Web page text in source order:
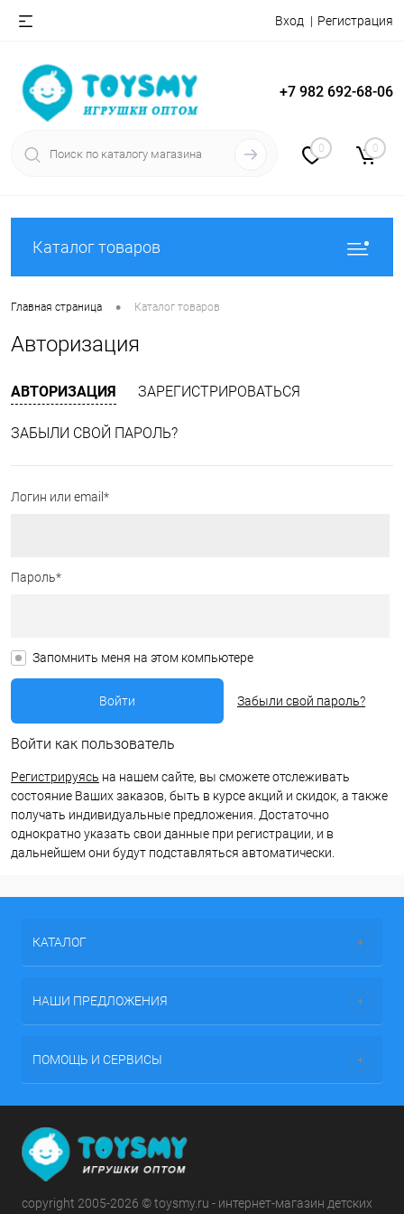
Вход Регистрация
+7 982 692-68-06
0 0
Каталог товаров
Главная страница • Каталог товаров
Авторизация
АВТОРИЗАЦИЯ ЗАРЕГИСТРИРОВАТЬСЯ
ЗАБЫЛИ СВОЙ ПАРОЛЬ?
Логин или email*
Пароль*
Запомнить меня на этом компьютере
Забыли свой пароль?
Войти как пользователь
Регистрируясь на нашем сайте, вы сможете отслеживать
состояние Ваших заказов, быть в курсе акций и скидок, а также
получать индивидуальные предложения. Достаточно
однократно указать свои данные при регистрации, и в
дальнейшем они будут подставляться автоматически.
КАТАЛОГ
НАШИ ПРЕДЛОЖЕНИЯ
ПОМОЩЬ И СЕРВИСЫ
copyright 2005-2026 © toysmy.ru - интернет-магазин детских